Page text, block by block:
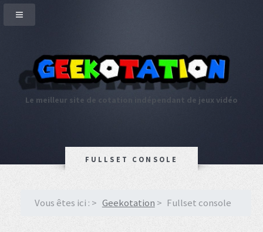
Le meilleur site de cotation indépendant de jeux vidéo
FULLSET CONSOLE
Vous êtes ici : Geekotation Fullset console